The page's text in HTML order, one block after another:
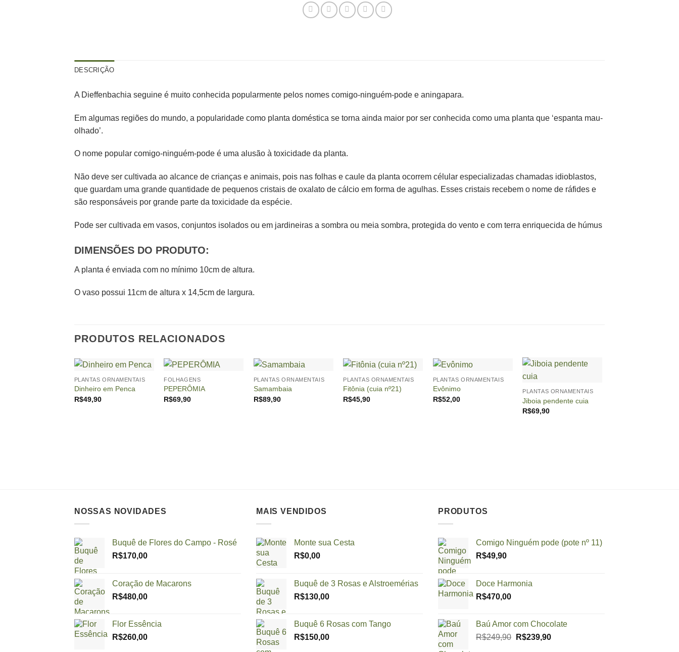
DESCRIÇÃO
A Dieffenbachia seguine é muito conhecida popularmente pelos nomes comigo-ninguém-pode e aningapara.
Em algumas regiões do mundo, a popularidade como planta doméstica se torna ainda maior por ser conhecida como uma planta que ‘espanta mau-
olhado’.
O nome popular comigo-ninguém-pode é uma alusão à toxicidade da planta.
Não deve ser cultivada ao alcance de crianças e animais, pois nas folhas e caule da planta ocorrem célular especializadas chamadas idioblastos,
que guardam uma grande quantidade de pequenos cristais de oxalato de cálcio em forma de agulhas. Esses cristais recebem o nome de ráfides e
são responsáveis por grande parte da toxicidade da espécie.
Pode ser cultivada em vasos, conjuntos isolados ou em jardineiras a sombra ou meia sombra, protegida do vento e com terra enriquecida de húmus
DIMENSÕES DO PRODUTO:
A planta é enviada com no mínimo 10cm de altura.
O vaso possui 11cm de altura x 14,5cm de largura.
PRODUTOS RELACIONADOS
+
PLANTAS ORNAMENTAIS
Dinheiro em Penca
R$49,90
+
FOLHAGENS
PEPERÔMIA
R$69,90
+
PLANTAS ORNAMENTAIS
Samambaia
R$89,90
+
PLANTAS ORNAMENTAIS
Fitônia (cuia nº21)
R$45,90
+
PLANTAS ORNAMENTAIS
Evônimo
R$52,00
PLANTAS ORNAMENTAIS
Jiboia pendente cuia
R$69,90
NOSSAS NOVIDADES
Buquê de Flores do Campo - Rosé
R$170,00
Coração de Macarons
R$480,00
Flor Essência
R$260,00
MAIS VENDIDOS
Monte sua Cesta
R$0,00
Buquê de 3 Rosas e Alstroemérias
R$130,00
Buquê 6 Rosas com Tango
R$150,00
PRODUTOS
Comigo Ninguém pode (pote nº 11)
R$49,90
Doce Harmonia
R$470,00
Baú Amor com Chocolate
R$249,90 O
R$239,90O